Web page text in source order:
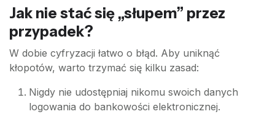
Jak nie stać się „słupem” przez
przypadek?
W dobie cyfryzacji łatwo o błąd. Aby uniknąć
kłopotów, warto trzymać się kilku zasad:
Nigdy nie udostępniaj nikomu swoich danych
logowania do bankowości elektronicznej.